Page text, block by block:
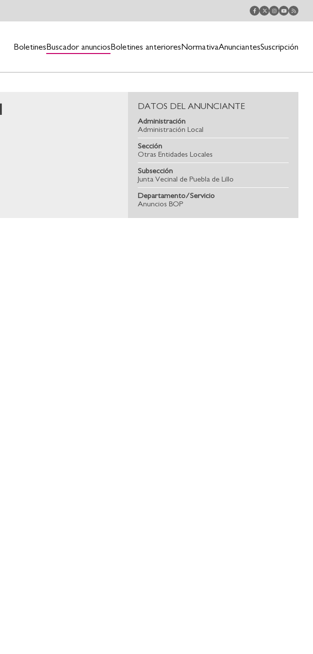
Boletines Buscador anuncios Boletines anteriores NormativaAnunciantesSuscripción
DATOS DEL ANUNCIANTE
Administración
Administración Local
Sección
Otras Entidades Locales
Subsección
Junta Vecinal de Puebla de Lillo
Departamento/Servicio
Anuncios BOP